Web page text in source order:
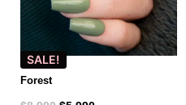
SALE!
Forest